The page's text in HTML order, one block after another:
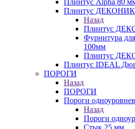
Плинтус Alpha 80
Плинтус
Назад
Плинтус
Фурнитура
100мм
Плинтус
Плинтус IDEAL
ПОРОГИ
Назад
ПОРОГИ
Пороги
Назад
Пороги
Стык 25 мм